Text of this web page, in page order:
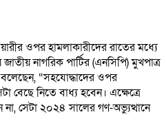
ওপর হামলাকারীদের রাতের মধ্যে
নাগরিক পার্টির (এনসিপি) মুখপাত্র
“সহযোদ্ধাদের ওপর
বেছে নিতে বাধ্য হবেন। এক্ষেত্রে
সেটা ২০২৪ সালের গণ-অভ্যুত্থানে